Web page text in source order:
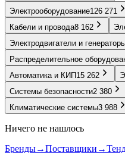
Электрооборудование126 271
Кабели и провода8 162
Электродвигатели и
Распределительное
Автоматика и КИП 15 262
Системы безопасности2 380
Климатические системы3 988
Ничего не нашлось
Бренды→Поставщики →